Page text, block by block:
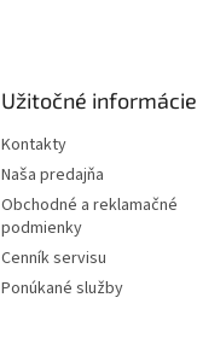
Užitočné informácie
Kontakty
Naša predajňa
Obchodné a reklamačné
podmienky
Cenník servisu
Ponúkané služby